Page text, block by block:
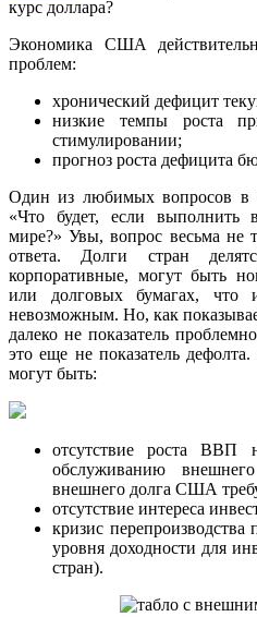
курс доллара?
Экономика США
проблем:
хронический дефицит
низкие темпы роста
стимулировании;
прогноз роста дефицита
Один из любимых вопросов в
«Что будет, если выполнить
мире?» Увы, вопрос весьма не
ответа. Долги стран
корпоративные, могут быть
или долговых бумагах, что
невозможным. Но, как
далеко не показатель
это еще не показатель
могут быть:
отсутствие роста ВВП
обслуживанию
внешнего долга США
отсутствие интереса
кризис перепроизводства
уровня доходности для
стран).